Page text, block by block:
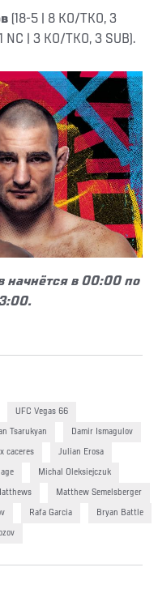
(18-5 | 8 KO/TKO, 3
1 NC | 3 KO/TKO, 3 SUB).
начнётся в 00:00 по
UFC Vegas 66
Tsarukyan Damir Ismagulov
caceres Julian Erosa
Michal Oleksiejczuk
Matthew Semelsberger
Rafa Garcia Bryan Battle